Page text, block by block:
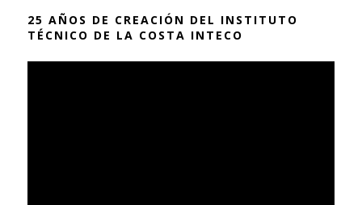
25 AÑOS DE CREACIÓN DEL INSTITUTO
TÉCNICO DE LA COSTA INTECO